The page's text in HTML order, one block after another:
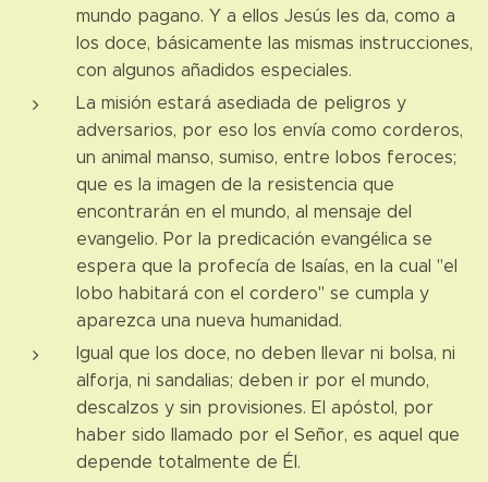
mundo pagano. Y a ellos Jesús les da, como a
los doce, básicamente las mismas instrucciones,
con algunos añadidos especiales.
La misión estará asediada de peligros y
adversarios, por eso los envía como corderos,
un animal manso, sumiso, entre lobos feroces;
que es la imagen de la resistencia que
encontrarán en el mundo, al mensaje del
evangelio. Por la predicación evangélica se
espera que la profecía de Isaías, en la cual "el
lobo habitará con el cordero" se cumpla y
aparezca una nueva humanidad.
Igual que los doce, no deben llevar ni bolsa, ni
alforja, ni sandalias; deben ir por el mundo,
descalzos y sin provisiones. El apóstol, por
haber sido llamado por el Señor, es aquel que
depende totalmente de Él.